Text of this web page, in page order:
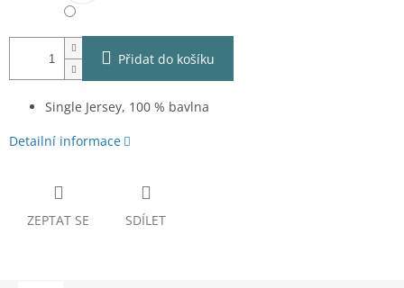
Přidat do košíku
Single Jersey, 100 % bavlna
Detailní informace
ZEPTAT SE SDÍLET